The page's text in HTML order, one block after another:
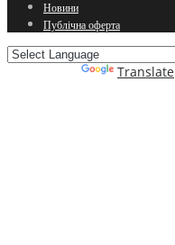
Новини
Публічна оферта
Translate